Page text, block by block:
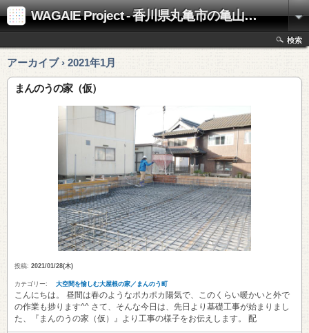
WAGAIE Project - 香川県丸亀市の亀山工務店
検索
アーカイブ › 2021年1月
まんのうの家（仮）
投稿: 2021/01/28(木)
カテゴリー: 大空間を愉しむ大屋根の家／まんのう町
こんにちは。 昼間は春のようなポカポカ陽気で、このくらい暖かいと外で
の作業も捗ります^^ さて、そんな今日は、先日より基礎工事が始まりまし
た、『まんのうの家（仮）』より工事の様子をお伝えします。 配